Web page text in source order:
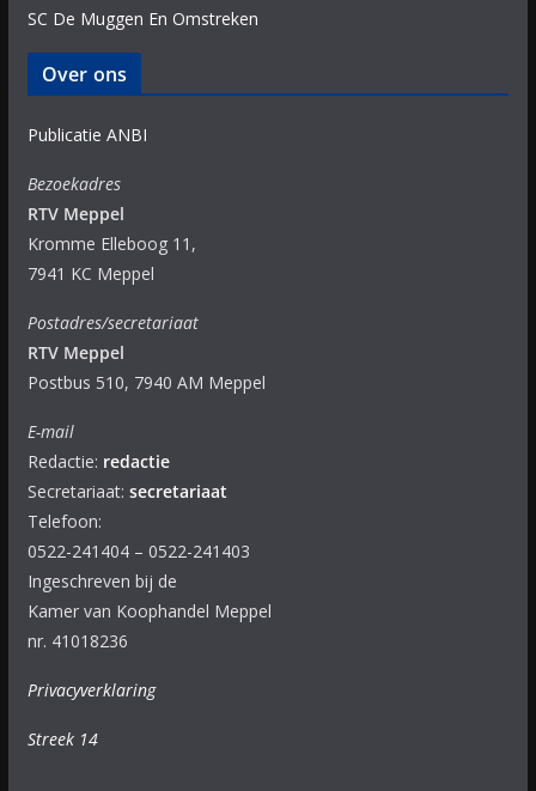
SC De Muggen En Omstreken
Over ons
Publicatie ANBI
Bezoekadres
RTV Meppel
Kromme Elleboog 11,
7941 KC Meppel
Postadres/secretariaat
RTV Meppel
Postbus 510, 7940 AM Meppel
E-mail
Redactie: redactie
Secretariaat: secretariaat
Telefoon:
0522-241404 – 0522-241403
Ingeschreven bij de
Kamer van Koophandel Meppel
nr. 41018236
Privacyverklaring
Streek 14